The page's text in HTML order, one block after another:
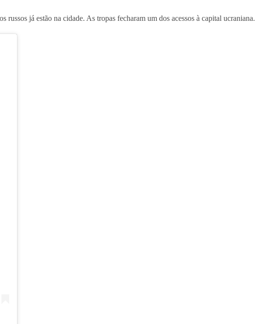
já estão na cidade. As tropas fecharam um dos acessos à capital ucraniana.